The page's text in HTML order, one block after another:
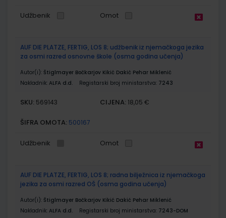
Udžbenik Omot
AUF DIE PLATZE, FERTIG, LOS 8; udžbenik iz njemačkoga jezika
za osmi razred osnovne škole (osma godina učenja)
Autor(i): Štiglmayer Bočkarjov Kikić Dakić Pehar Miklenić
Nakladnik: ALFA d.d. Registarski broj ministarstva: 7243
SKU: 569143 CIJENA: 18,05 €
ŠIFRA OMOTA: 500167
Udžbenik Omot
AUF DIE PLATZE, FERTIG, LOS 8; radna bilježnica iz njemačkoga
jezika za osmi razred OŠ (osma godina učenja)
Autor(i): Štiglmayer Bočkarjov Kikić Dakić Pehar Miklenić
Nakladnik: ALFA d.d. Registarski broj ministarstva: 7243-DOM